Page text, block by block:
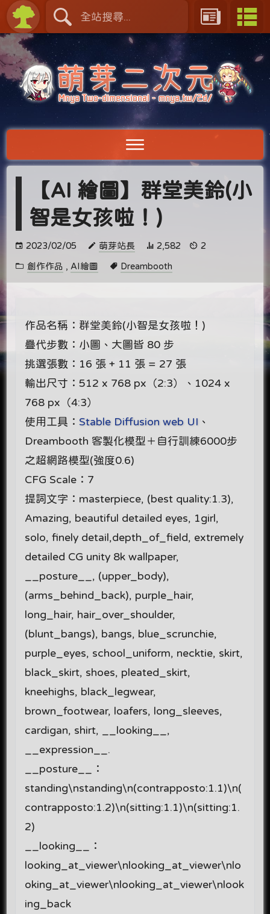
【AI 繪圖】群堂美鈴(小
智是女孩啦！)
2023/02/05 萌芽站長 2,582 2
創作作品 , AI繪圖 Dreambooth
作品名稱：群堂美鈴(小智是女孩啦！)
疊代步數：小圖、大圖皆 80 步
挑選張數：16 張 + 11 張 = 27 張
輸出尺寸：512 x 768 px（2:3）、1024 x
768 px（4:3）
使用工具： Stable Diffusion web UI 、
Dreambooth 客製化模型＋自行訓練6000步
之超網路模型(強度0.6)
CFG Scale：7
提詞文字：masterpiece, (best quality:1.3),
Amazing, beautiful detailed eyes, 1girl,
solo, finely detail,depth_of_field, extremely
detailed CG unity 8k wallpaper,
__posture__, (upper_body),
(arms_behind_back), purple_hair,
long_hair, hair_over_shoulder,
(blunt_bangs), bangs, blue_scrunchie,
purple_eyes, school_uniform, necktie, skirt,
black_skirt, shoes, pleated_skirt,
kneehighs, black_legwear,
brown_footwear, loafers, long_sleeves,
cardigan, shirt, __looking__,
__expression__.
__posture__：
standing\nstanding\n(contrapposto:1.1)\n(
contrapposto:1.2)\n(sitting:1.1)\n(sitting:1.
2)
__looking__：
looking_at_viewer\nlooking_at_viewer\nlo
oking_at_viewer\nlooking_at_viewer\nlook
ing_back